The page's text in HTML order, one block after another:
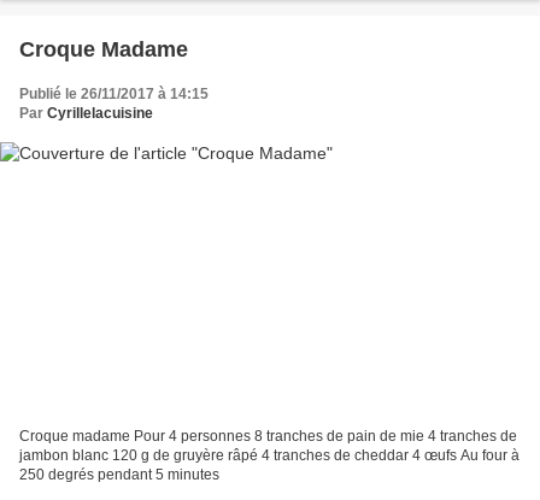
Croque Madame
Publié le 26/11/2017 à 14:15
Par Cyrillelacuisine
Croque madame Pour 4 personnes 8 tranches de pain de mie 4 tranches de
jambon blanc 120 g de gruyère râpé 4 tranches de cheddar 4 œufs Au four à
250 degrés pendant 5 minutes